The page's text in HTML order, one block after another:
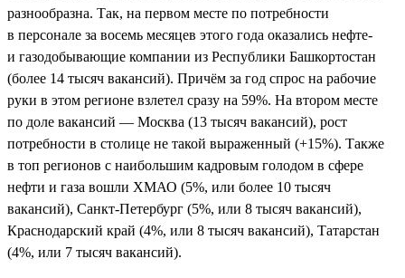
разнообразна. Так, на первом месте по потребности
в персонале за восемь месяцев этого года оказались нефте-
и газодобывающие компании из Республики Башкортостан
(более 14 тысяч вакансий). Причём за год спрос на рабочие
руки в этом регионе взлетел сразу на 59%. На втором месте
по доле вакансий — Москва (13 тысяч вакансий), рост
потребности в столице не такой выраженный (+15%). Также
в топ регионов с наибольшим кадровым голодом в сфере
нефти и газа вошли ХМАО (5%, или более 10 тысяч
вакансий), Санкт-Петербург (5%, или 8 тысяч вакансий),
Краснодарский край (4%, или 8 тысяч вакансий), Татарстан
(4%, или 7 тысяч вакансий).